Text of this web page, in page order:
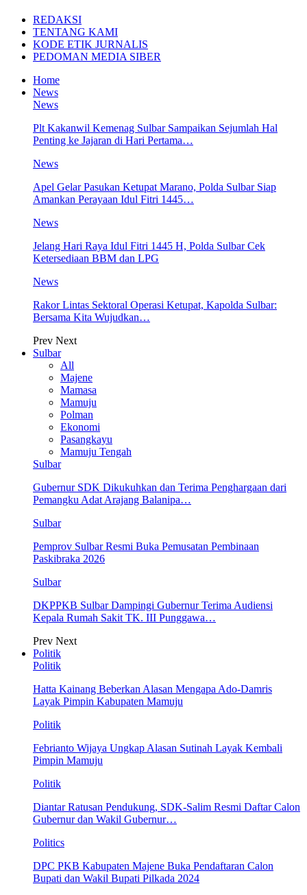
REDAKSI
TENTANG KAMI
KODE ETIK JURNALIS
PEDOMAN MEDIA SIBER
Home
News
News
Plt Kakanwil Kemenag Sulbar Sampaikan Sejumlah Hal
Penting ke Jajaran di Hari Pertama…
News
Apel Gelar Pasukan Ketupat Marano, Polda Sulbar Siap
Amankan Perayaan Idul Fitri 1445…
News
Jelang Hari Raya Idul Fitri 1445 H, Polda Sulbar Cek
Ketersediaan BBM dan LPG
News
Rakor Lintas Sektoral Operasi Ketupat, Kapolda Sulbar:
Bersama Kita Wujudkan…
Prev Next
Sulbar
All
Majene
Mamasa
Mamuju
Polman
Ekonomi
Pasangkayu
Mamuju Tengah
Sulbar
Gubernur SDK Dikukuhkan dan Terima Penghargaan dari
Pemangku Adat Arajang Balanipa…
Sulbar
Pemprov Sulbar Resmi Buka Pemusatan Pembinaan
Paskibraka 2026
Sulbar
DKPPKB Sulbar Dampingi Gubernur Terima Audiensi
Kepala Rumah Sakit TK. III Punggawa…
Prev Next
Politik
Politik
Hatta Kainang Beberkan Alasan Mengapa Ado-Damris
Layak Pimpin Kabupaten Mamuju
Politik
Febrianto Wijaya Ungkap Alasan Sutinah Layak Kembali
Pimpin Mamuju
Politik
Diantar Ratusan Pendukung, SDK-Salim Resmi Daftar Calon
Gubernur dan Wakil Gubernur…
Politics
DPC PKB Kabupaten Majene Buka Pendaftaran Calon
Bupati dan Wakil Bupati Pilkada 2024